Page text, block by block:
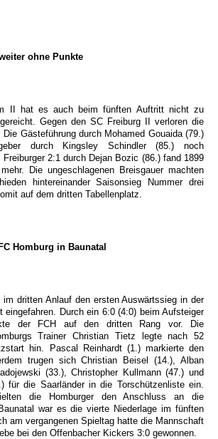
ohne Punkte
II hat es auch beim fünften Auftritt nicht zu
Gegen den SC Freiburg II verloren die
Gästeführung durch Mohamed Gouaida (79.)
durch Kingsley Schindler (85.) noch
2:1 durch Dejan Bozic (86.) fand 1899
Die ungeschlagenen Breisgauer machten
hintereinander Saisonsieg Nummer drei
auf dem dritten Tabellenplatz.
Homburg in Baunatal
im dritten Anlauf den ersten Auswärtssieg in der
eingefahren. Durch ein 6:0 (4:0) beim Aufsteiger
der FCH auf den dritten Rang vor. Die
Trainer Christian Tietz legte nach 52
hin. Pascal Reinhardt (1.) markierte den
trugen sich Christian Beisel (14.), Alban
(33.), Christopher Kullmann (47.) und
für die Saarländer in die Torschützenliste ein.
die Homburger den Anschluss an die
war es die vierte Niederlage im fünften
am vergangenen Spieltag hatte die Mannschaft
bei den Offenbacher Kickers 3:0 gewonnen.